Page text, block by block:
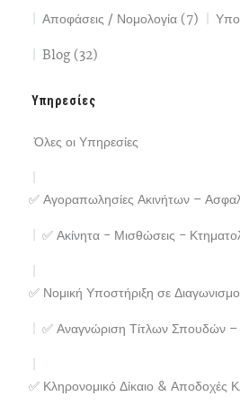
Αποφάσεις / Νομολογία (7)
Blog (32)
Υπηρεσίες
Όλες οι Υπηρεσίες
✅ Αγοραπωλησίες Ακινήτων –
✅ Ακίνητα - Μισθώσεις -
✅ Νομική Υποστήριξη σε
✅ Αναγνώριση Τίτλων
✅ Κληρονομικό Δίκαιο & Αποδοχές